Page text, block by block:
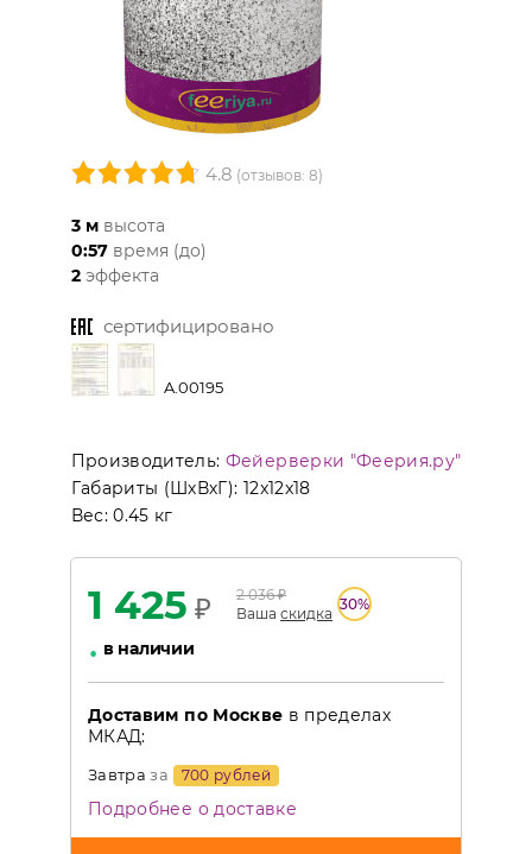
4.8 (отзывов: 8)
3 мвысота
0:57время (до)
2эффекта
сертифицировано
A.00195
Производитель: Фейерверки "Феерия.ру"
Габариты (ШхВхГ): 12x12x18
Вес:0.45 кг
1 425 ₽ 2 036₽
Ваша скидка
30%
• в наличии
Доставим по Москве в пределах
МКАД:
Завтраза 700 рублей
Подробнее о доставке